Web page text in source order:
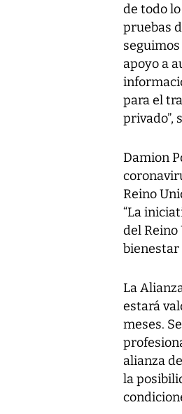
de todo
pruebas
apoyo a
para el
privado”,
Damion
Reino
“La
del Reino
bienestar
La
estará
meses.
alianza
la